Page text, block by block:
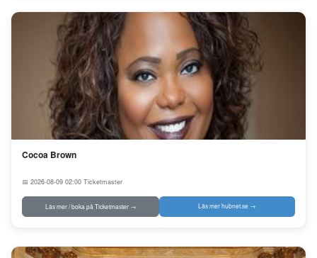
Cocoa Brown
📅 2026-08-09 02:00 Ticketmaster
Läs mer / boka på Ticketmaster → Läs mer hubnet.se →